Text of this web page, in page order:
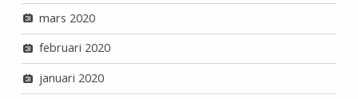
mars 2020
februari 2020
januari 2020